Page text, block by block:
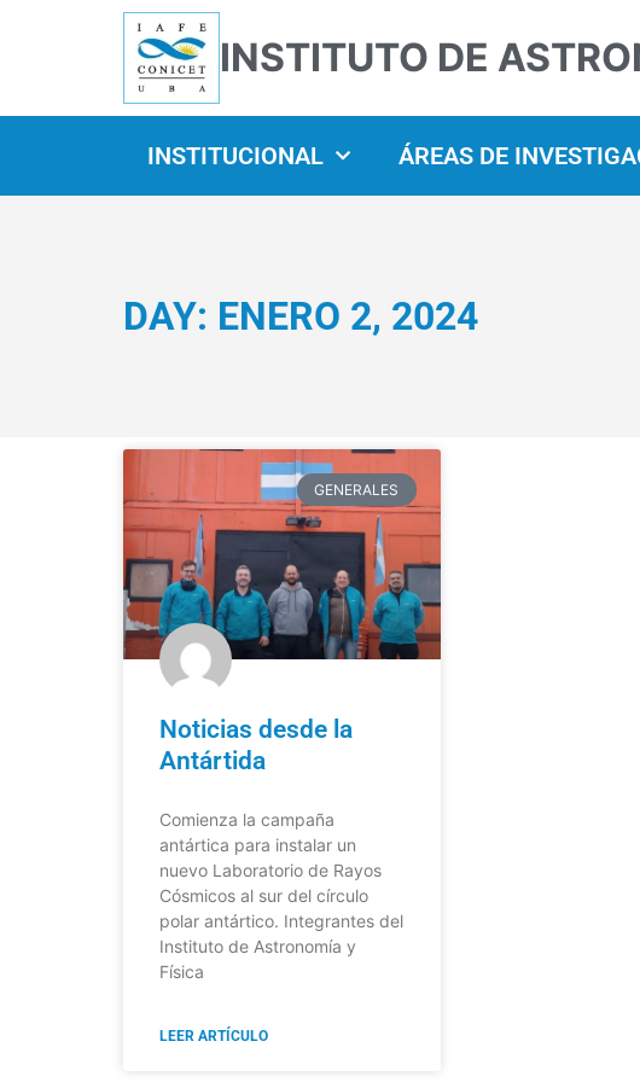
INSTITUTO DE
INSTITUCIONAL ÁREAS DE
DAY: ENERO 2, 2024
GENERALES
Noticias desde la
Antártida
Comienza la campaña
antártica para instalar un
nuevo Laboratorio de Rayos
Cósmicos al sur del círculo
polar antártico. Integrantes del
Instituto de Astronomía y
Física
LEER ARTÍCULO